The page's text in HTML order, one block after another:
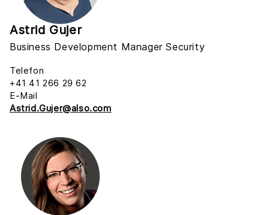
Astrid Gujer
Business Development Manager Security
Telefon
+41 41 266 29 62
E-Mail
Astrid.Gujer@also.com